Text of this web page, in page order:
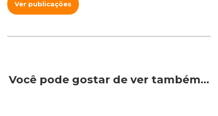
Ver publicações
Você pode gostar de ver também…